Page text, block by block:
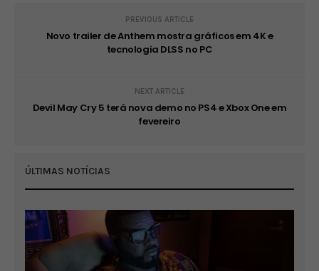
PREVIOUS ARTICLE
Novo trailer de Anthem mostra gráficos em 4K e
tecnologia DLSS no PC
NEXT ARTICLE
Devil May Cry 5 terá nova demo no PS4 e Xbox One em
fevereiro
ÚLTIMAS NOTÍCIAS